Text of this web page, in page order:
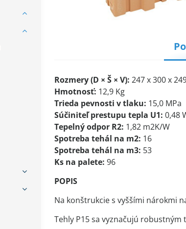
Rozmery (D × Š × V): 247 x 300 x
Hmotnosť: 12,9 Kg
Trieda pevnosti v tlaku: 15,0 MPa
Súčiniteľ prestupu tepla U1: 0,48
Tepelný odpor R2: 1,82 m2K/W
Spotreba tehál na m2: 16
Spotreba tehál na m3: 53
Ks na palete: 96
POPIS
Na konštrukcie s vyššími nárokmi
Tehly P15 sa vyznačujú